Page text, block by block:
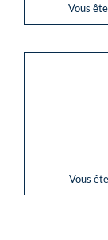
Vous
Vous